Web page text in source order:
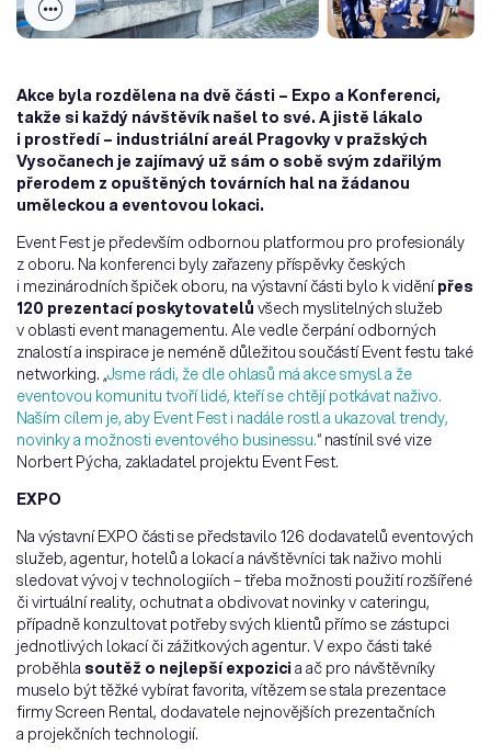
Akce byla rozdělena na dvě části – Expo a Konferenci,
takže si každý návštěvík našel to své. A jistě lákalo
i prostředí – industriální areál Pragovky v pražských
Vysočanech je zajímavý už sám o sobě svým zdařilým
přerodem z opuštěných továrních hal na žádanou
uměleckou a eventovou lokaci.
Event Fest je především odbornou platformou pro profesionály
z oboru. Na konferenci byly zařazeny příspěvky českých
i mezinárodních špiček oboru, na výstavní části bylo k viděnípřes
120 prezentací poskytovatelů všech myslitelných služeb
v oblasti event managementu. Ale vedle čerpání odborných
znalostí a inspirace je neméně důležitou součástí Event festu také
networking. „Jsme rádi, že dle ohlasů má akce smysl a že
eventovou komunitu tvoří lidé, kteří se chtějí potkávat naživo.
Naším cílem je, aby Event Fest i nadále rostl a ukazoval trendy,
novinky a možnosti eventového businessu.“ nastínil své vize
Norbert Pýcha, zakladatel projektu Event Fest.
EXPO
Na výstavní EXPO části se představilo 126 dodavatelů eventových
služeb, agentur, hotelů a lokací a návštěvníci tak naživo mohli
sledovat vývoj v technologiích – třeba možnosti použití rozšířené
či virtuální reality, ochutnat a obdivovat novinky v cateringu,
případně konzultovat potřeby svých klientů přímo se zástupci
jednotlivých lokací či zážitkových agentur. V expo části také
proběhla soutěž o nejlepší expozici a ač pro návštěvníky
muselo být těžké vybírat favorita, vítězem se stala prezentace
firmy Screen Rental, dodavatele nejnovějších prezentačních
a projekčních technologií.